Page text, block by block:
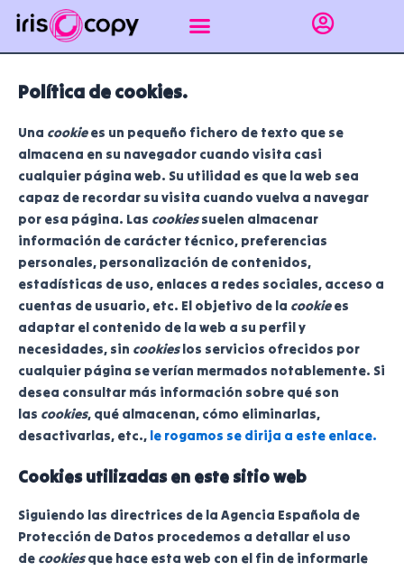
contenido
Política de cookies.
Una cookiees un pequeño fichero de texto que se
almacena en su navegador cuando visita casi
cualquier página web. Su utilidad es que la web sea
capaz de recordar su visita cuando vuelva a navegar
por esa página. Las cookiessuelen almacenar
información de carácter técnico, preferencias
personales, personalización de contenidos,
estadísticas de uso, enlaces a redes sociales, acceso a
cuentas de usuario, etc. El objetivo de la cookiees
adaptar el contenido de la web a su perfil y
necesidades, sin cookieslos servicios ofrecidos por
cualquier página se verían mermados notablemente. Si
desea consultar más información sobre qué son
las cookies, qué almacenan, cómo eliminarlas,
desactivarlas, etc., le rogamos se dirija a este enlace.
Cookies utilizadas en este sitio web
Siguiendo las directrices de la Agencia Española de
Protección de Datos procedemos a detallar el uso
de cookiesque hace esta web con el fin de informarle